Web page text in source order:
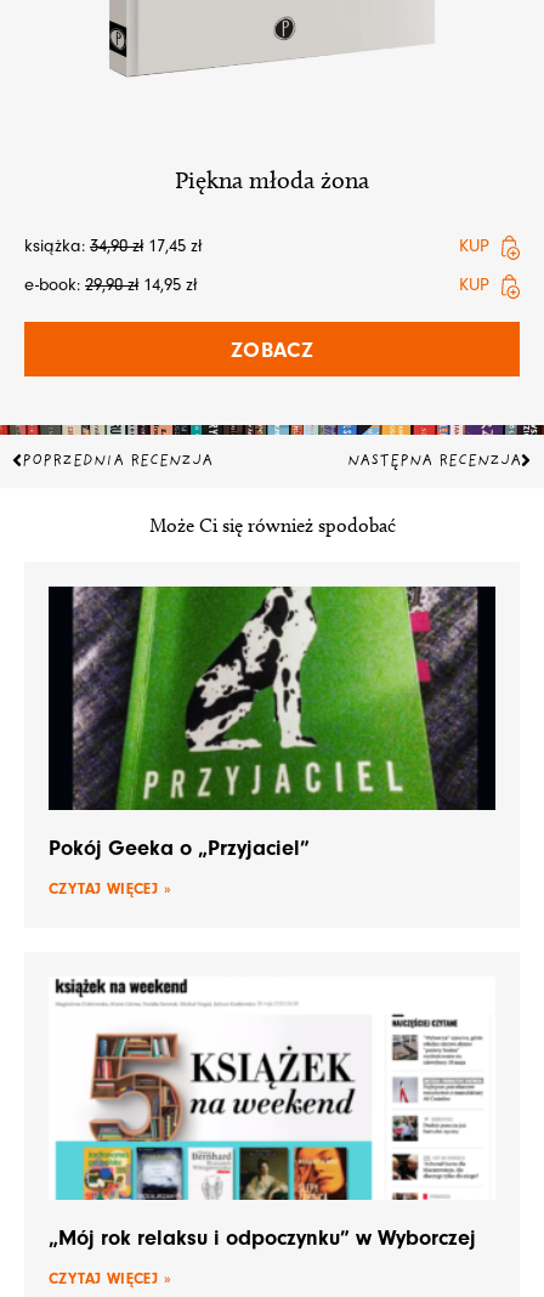
Piękna młoda żona
książka: 34,90zł 17,45 zł
KUP
e-book: 29,90zł 14,95 zł KUP
ZOBACZ
Prev
POPRZEDNIA RECENZJA NASTĘPNA RECENZJA
Może Ci się również spodobać
Pokój Geeka o „Przyjaciel”
CZYTAJ WIĘCEJ »
„Mój rok relaksu i odpoczynku” w Wyborczej
CZYTAJ WIĘCEJ »